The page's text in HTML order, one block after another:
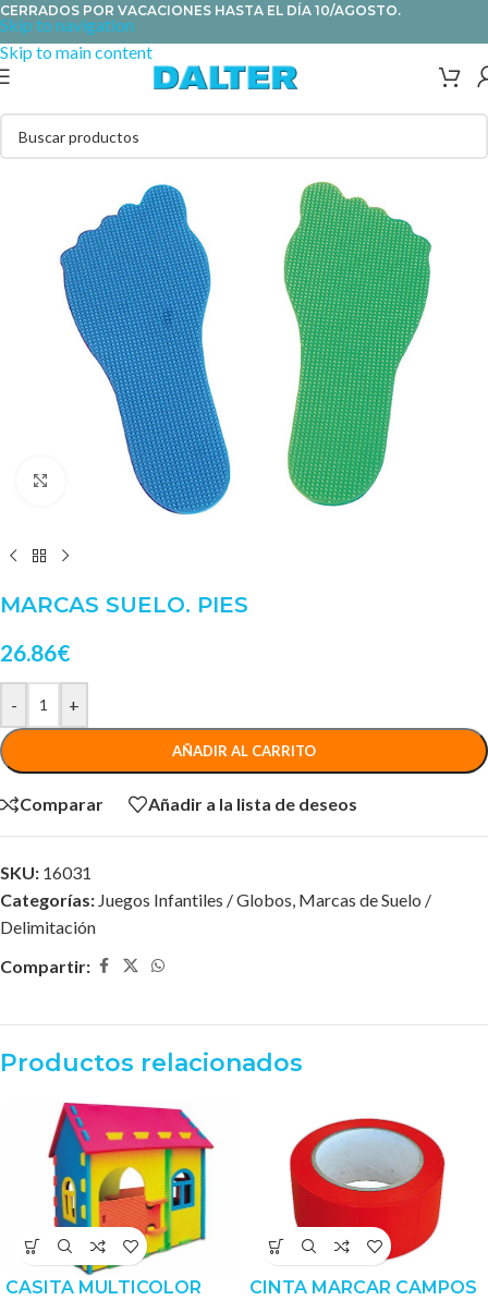
Skip to navigation
Skip to main content
CERRADOS POR VACACIONES HASTA EL DÍA 10/AGOSTO.
Clic para ampliar
MARCAS SUELO. PIES
26.86€
- +
AÑADIR AL CARRITO
Comparar Añadir a la lista de deseos
SKU: 16031
Categorías: Juegos Infantiles / Globos Marcas de Suelo /
Delimitación
Compartir:
Productos relacionados
CASITA MULTICOLOR CINTA MARCAR CAMPOS